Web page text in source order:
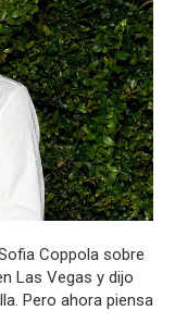
Coppola sobre
Las Vegas y dijo
Pero ahora piensa